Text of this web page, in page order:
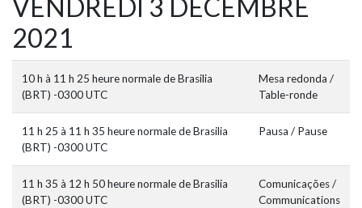
VENDREDI 3 DÉCEMBRE
2021
10 h à 11 h 25 heure normale de Brasilia
(BRT) -0300 UTC
Mesa redonda /
Table-ronde
11 h 25 à 11 h 35 heure normale de Brasilia
(BRT) -0300 UTC
Pausa / Pause
11 h 35 à 12 h 50 heure normale de Brasilia
(BRT) -0300 UTC
Comunicações /
Communications